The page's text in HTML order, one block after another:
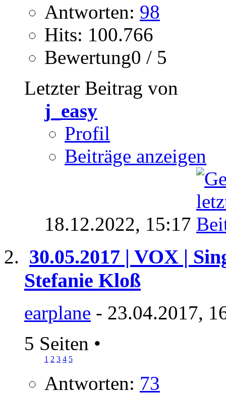
Antworten: 98
Hits: 100.766
Bewertung0 / 5
Letzter Beitrag von
j_easy
Profil
Beiträge anzeigen
18.12.2022, 15:17
30.05.2017 | VOX |
Stefanie Kloß
earplane - 23.04.2017,
5 Seiten •
1 2 3 4 5
Antworten: 73